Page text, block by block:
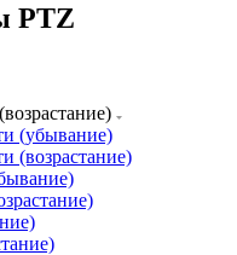
PTZ
(убывание)
(возрастание)